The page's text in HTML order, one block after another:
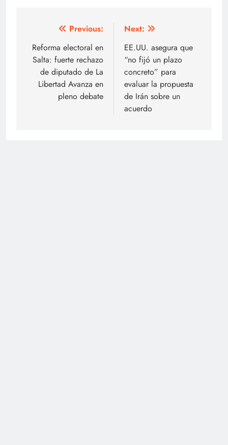
Navegación
de
entradas
Previous:
Reforma electoral en
Salta: fuerte rechazo
de diputado de La
Libertad Avanza en
pleno debate
Next:
EE.UU. asegura que
“no fijó un plazo
concreto” para
evaluar la propuesta
de Irán sobre un
acuerdo